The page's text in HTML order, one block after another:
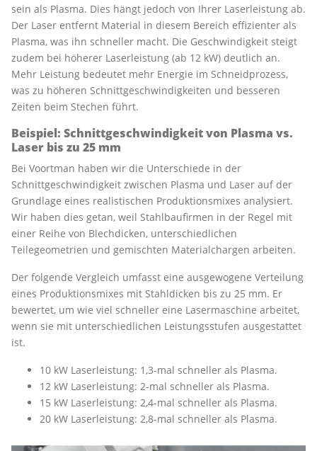
sein als Plasma. Dies hängt jedoch von Ihrer Laserleistung ab.
Der Laser entfernt Material in diesem Bereich effizienter als
Plasma, was ihn schneller macht. Die Geschwindigkeit steigt
zudem bei höherer Laserleistung (ab 12 kW) deutlich an.
Mehr Leistung bedeutet mehr Energie im Schneidprozess,
was zu höheren Schnittgeschwindigkeiten und besseren
Zeiten beim Stechen führt.
Beispiel: Schnittgeschwindigkeit von Plasma vs.
Laser bis zu 25 mm
Bei Voortman haben wir die Unterschiede in der
Schnittgeschwindigkeit zwischen Plasma und Laser auf der
Grundlage eines realistischen Produktionsmixes analysiert.
Wir haben dies getan, weil Stahlbaufirmen in der Regel mit
einer Reihe von Blechdicken, unterschiedlichen
Teilegeometrien und gemischten Materialchargen arbeiten.
Der folgende Vergleich umfasst eine ausgewogene Verteilung
eines Produktionsmixes mit Stahldicken bis zu 25 mm. Er
bewertet, um wie viel schneller eine Lasermaschine arbeitet,
wenn sie mit unterschiedlichen Leistungsstufen ausgestattet
ist.
10 kW Laserleistung: 1,3-mal schneller als Plasma.
12 kW Laserleistung: 2-mal schneller als Plasma.
15 kW Laserleistung: 2,4-mal schneller als Plasma.
20 kW Laserleistung: 2,8-mal schneller als Plasma.